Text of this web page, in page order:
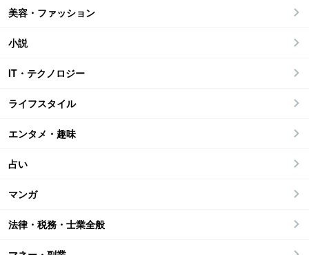
美容・ファッション
小説
IT・テクノロジー
ライフスタイル
エンタメ・趣味
占い
マンガ
法律・税務・士業全般